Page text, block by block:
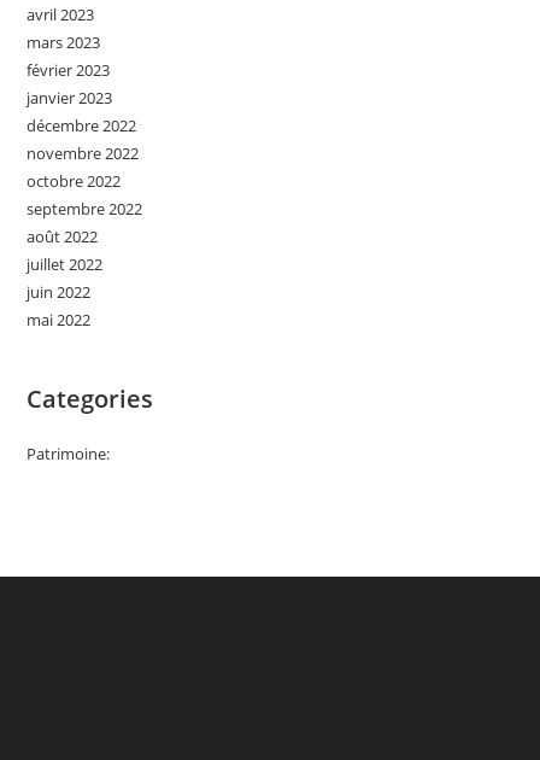
avril 2023
mars 2023
février 2023
janvier 2023
décembre 2022
novembre 2022
octobre 2022
septembre 2022
août 2022
juillet 2022
juin 2022
mai 2022
Categories
Patrimoine: